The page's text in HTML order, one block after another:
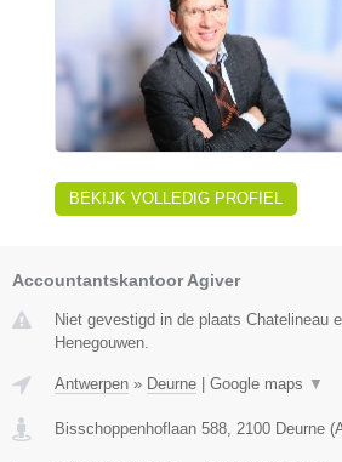
BEKIJK VOLLEDIG PROFIEL
Accountantskantoor Agiver
Niet gevestigd in de plaats Chatelineau
Henegouwen.
Antwerpen » Deurne | Google maps ▼
Bisschoppenhoflaan 588 2100 Deurne (